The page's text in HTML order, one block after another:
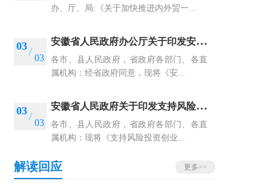
办、厅、局:《关于加快推进内外贸一...
03
03
安
徽省人民政府办公厅关于印发安徽省有效投资专项行动方案（2023）的通知
各市、县人民政府，省政府各部门、各直
属机构：经省政府同意，现将《安...
03
03
安
徽省人民政府关于印发支持风险投资创业 投资高质量发展若干措施的通知
各市、县人民政府，省政府各部门、各直
属机构：现将《支持风险投资创业...
更多>>
解读回应